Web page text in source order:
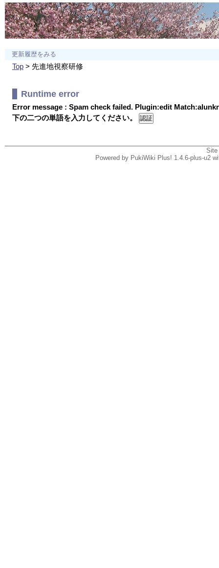
更新履歴をみる
Top> 先進地視察研修
Runtime error
Error message : Spam check failed. Plugin:edit
下の二つの単語を入力してください。
Powered by PukiWiki Plus! 1.4.6-plus-u2